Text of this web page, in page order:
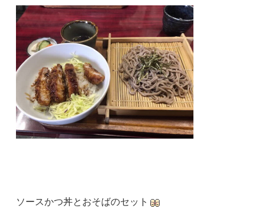
ソースかつ丼とおそばのセット